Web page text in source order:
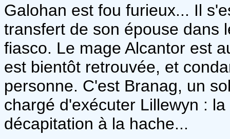
Galohan est fou furieux... Il
transfert de son épouse dans
fiasco. Le mage Alcantor est
est bientôt retrouvée, et
personne. C'est Branag, un
chargé d'exécuter Lillewyn :
décapitation à la hache...